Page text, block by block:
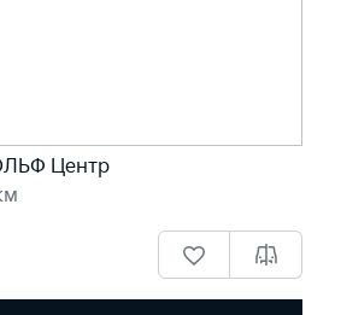
Центр